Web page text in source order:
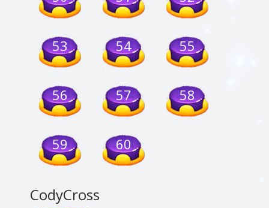
53 54 55
56 57 58
59 60
CodyCross